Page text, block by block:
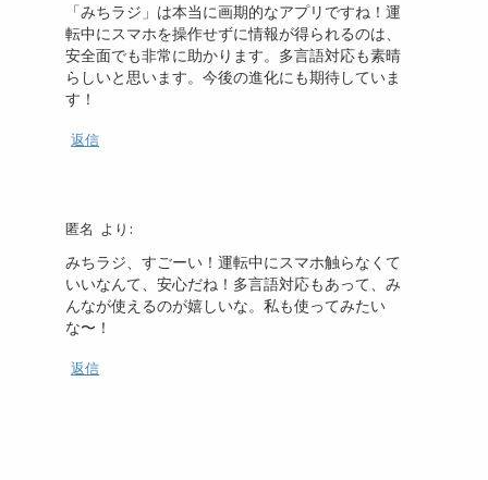
「みちラジ」は本当に画期的なアプリですね！運
転中にスマホを操作せずに情報が得られるのは、
安全面でも非常に助かります。多言語対応も素晴
らしいと思います。今後の進化にも期待していま
す！
返信
匿名 より:
みちラジ、すごーい！運転中にスマホ触らなくて
いいなんて、安心だね！多言語対応もあって、み
んなが使えるのが嬉しいな。私も使ってみたい
な〜！
返信